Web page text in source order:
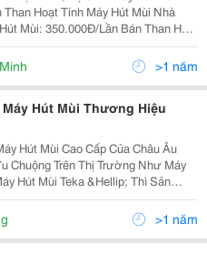
Vệ Sinh + Thay Than:
Lần Vệ Sinh Thay Than Hoạt Tí
>1 năm
Máy Hút Mùi Thương Hiệu
Hút Mùi Cao Cấp Của Châu Âu
Chuộng Trên Thị Trường Như Máy
Hút Mùi Teka &Hellip; Thì Sản
Của Taka Cũng Đang Được Nhiều
Nam Tin Tưởng Và Sử Dụng. Taka>1 năm